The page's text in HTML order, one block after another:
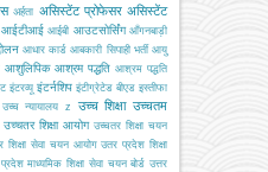
अर्हता असिस्टेंट प्रोफेसर असिस्टेंट
आईटीआई आईबी आउटसोर्सिंग आँगनबाड़ी
आधार कार्ड आबकारी सिपाही भर्ती आयु
आशुलिपिक आश्रम पद्धति आश्रम पद्धति
इंटरव्यू इंटर्नशिप इंटीग्रेटेड बीएड इस्तीफा
उच्च न्यायालय z उच्च शिक्षा उच्चतम
उच्चतर शिक्षा आयोग उच्चतर शिक्षा चयन
शिक्षा सेवा चयन आयोग उतर प्रदेश शिक्षा
माध्यमिक शिक्षा सेवा चयन बोर्ड उत्तर